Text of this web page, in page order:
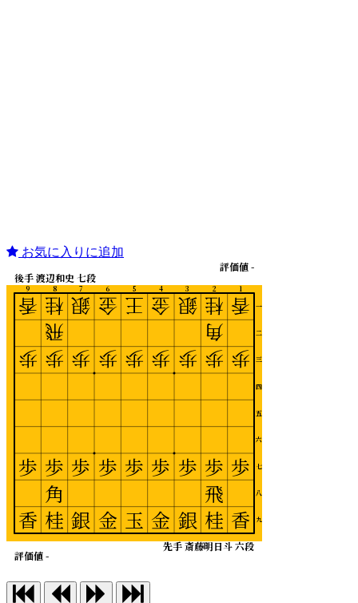
お気に入りに追加
1
2
3
4
5
6
7
8
9
一
二
三
四
五
六
七
八
九
先手 斎藤明日斗 六段
後手 渡辺和史 七段
評価値 -
評価値 -
香
歩
歩
香
桂
角
歩
歩
飛
桂
銀
歩
歩
銀
金
歩
歩
金
王
歩
歩
玉
金
歩
歩
金
銀
歩
歩
銀
桂
飛
歩
歩
角
桂
香
歩
歩
香